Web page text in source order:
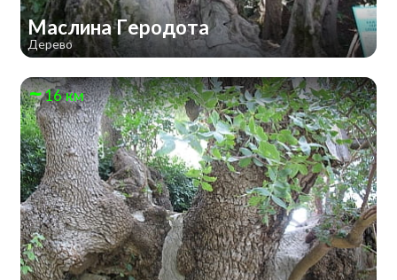
Маслина Геродота
Дерево
16 км